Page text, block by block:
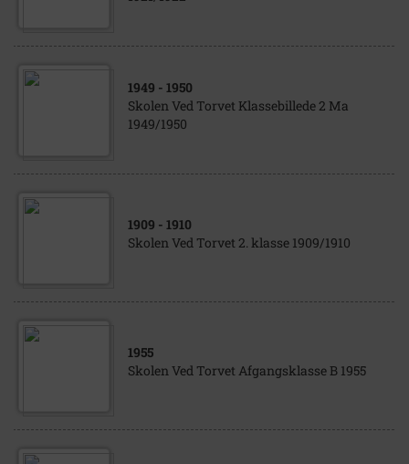
1949 - 1950
Skolen Ved Torvet Klassebillede 2 Ma
1949/1950
1909 - 1910
Skolen Ved Torvet 2. klasse 1909/1910
1955
Skolen Ved Torvet Afgangsklasse B 1955